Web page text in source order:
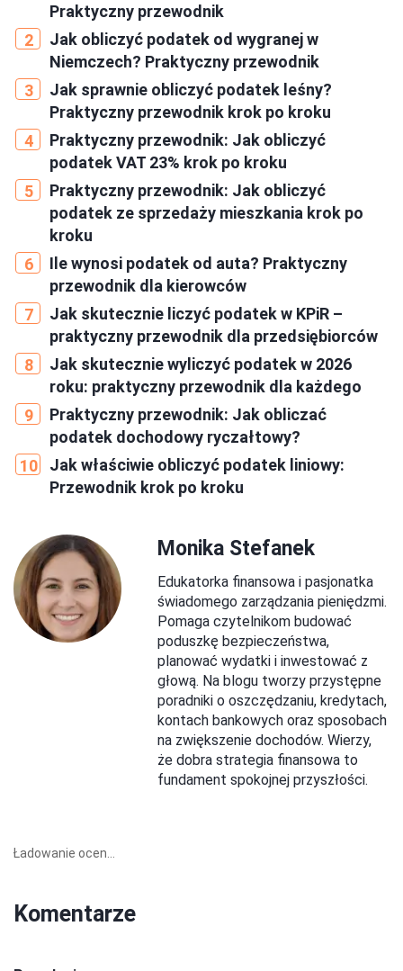
Praktyczny przewodnik
Jak obliczyć podatek od wygranej w
Niemczech? Praktyczny przewodnik
Jak sprawnie obliczyć podatek leśny?
Praktyczny przewodnik krok po kroku
Praktyczny przewodnik: Jak obliczyć
podatek VAT 23% krok po kroku
Praktyczny przewodnik: Jak obliczyć
podatek ze sprzedaży mieszkania krok po
kroku
Ile wynosi podatek od auta? Praktyczny
przewodnik dla kierowców
Jak skutecznie liczyć podatek w KPiR –
praktyczny przewodnik dla przedsiębiorców
Jak skutecznie wyliczyć podatek w 2026
roku: praktyczny przewodnik dla każdego
Praktyczny przewodnik: Jak obliczać
podatek dochodowy ryczałtowy?
Jak właściwie obliczyć podatek liniowy:
Przewodnik krok po kroku
Monika Stefanek
Edukatorka finansowa i pasjonatka
świadomego zarządzania pieniędzmi.
Pomaga czytelnikom budować
poduszkę bezpieczeństwa,
planować wydatki i inwestować z
głową. Na blogu tworzy przystępne
poradniki o oszczędzaniu, kredytach,
kontach bankowych oraz sposobach
na zwiększenie dochodów. Wierzy,
że dobra strategia finansowa to
fundament spokojnej przyszłości.
Ładowanie ocen...
Komentarze